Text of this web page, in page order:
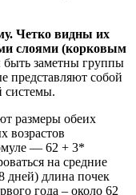
Четко видны их
слоями (корковым
заметны группы
представляют собой
системы.
размеры обеих
возрастов
— 62 + 3*
на средние
дней) длина почек
года – около 62